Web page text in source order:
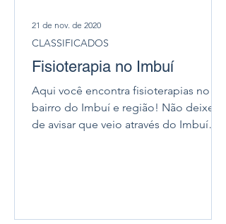
Fisioterapia no Imbuí
Aqui você encontra fisioterapias no
bairro do Imbuí e região! Não deixe
de avisar que veio através do Imbuí
CLASSIFICADOS
21 de nov. de 2020